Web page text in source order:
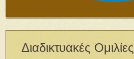
Διαδικτυακές Ομιλίες